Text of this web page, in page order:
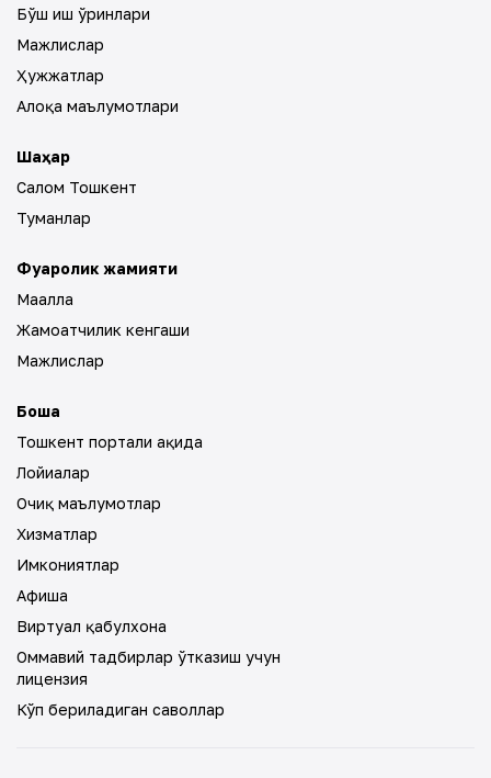
Бўш иш ўринлари
Мажлислар
Ҳужжатлар
Алоқа маълумотлари
Шаҳар
Салом Тошкент
Туманлар
Фуқаролик жамияти
Маҳалла
Жамоатчилик кенгаши
Мажлислар
Бошқа
Тошкент портали ҳақида
Лойиҳалар
Очиқ маълумотлар
Хизматлар
Имкониятлар
Афиша
Виртуал қабулхона
Оммавий тадбирлар ўтказиш учун
лицензия
Кўп бериладиган саволлар